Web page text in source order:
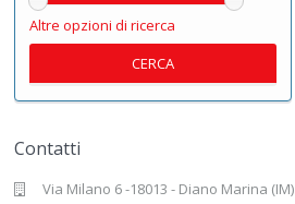
Altre opzioni di ricerca
CERCA
Contatti
Via Milano 6 -18013 - Diano Marina (IM)